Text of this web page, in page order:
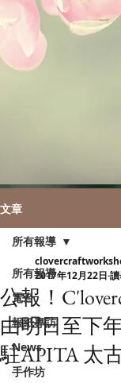
文章
所有報導
電台
報紙專訪
News
手作坊
所有報導
公報！
由明日至下
駐APITA 太
2017年12月22日